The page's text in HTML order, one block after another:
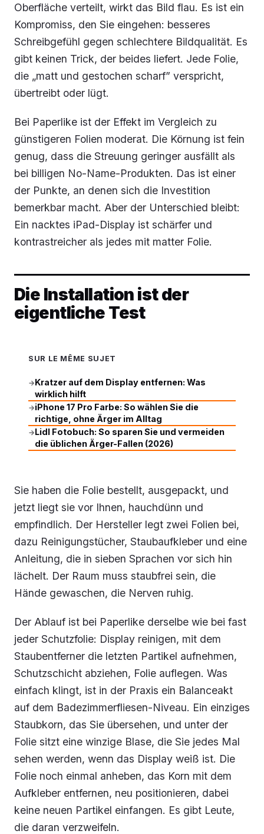
Oberfläche verteilt, wirkt das Bild flau. Es ist ein
Kompromiss, den Sie eingehen: besseres
Schreibgefühl gegen schlechtere Bildqualität. Es
gibt keinen Trick, der beides liefert. Jede Folie,
die „matt und gestochen scharf” verspricht,
übertreibt oder lügt.
Bei Paperlike ist der Effekt im Vergleich zu
günstigeren Folien moderat. Die Körnung ist fein
genug, dass die Streuung geringer ausfällt als
bei billigen No-Name-Produkten. Das ist einer
der Punkte, an denen sich die Investition
bemerkbar macht. Aber der Unterschied bleibt:
Ein nacktes iPad-Display ist schärfer und
kontrastreicher als jedes mit matter Folie.
Die Installation ist der
eigentliche Test
SUR LE MÊME SUJET
→Kratzer auf dem Display entfernen: Was
wirklich hilft
→iPhone 17 Pro Farbe: So wählen Sie die
richtige, ohne Ärger im Alltag
→Lidl Fotobuch: So sparen Sie und vermeiden
die üblichen Ärger-Fallen (2026)
Sie haben die Folie bestellt, ausgepackt, und
jetzt liegt sie vor Ihnen, hauchdünn und
empfindlich. Der Hersteller legt zwei Folien bei,
dazu Reinigungstücher, Staubaufkleber und eine
Anleitung, die in sieben Sprachen vor sich hin
lächelt. Der Raum muss staubfrei sein, die
Hände gewaschen, die Nerven ruhig.
Der Ablauf ist bei Paperlike derselbe wie bei fast
jeder Schutzfolie: Display reinigen, mit dem
Staubentferner die letzten Partikel aufnehmen,
Schutzschicht abziehen, Folie auflegen. Was
einfach klingt, ist in der Praxis ein Balanceakt
auf dem Badezimmerfliesen-Niveau. Ein einziges
Staubkorn, das Sie übersehen, und unter der
Folie sitzt eine winzige Blase, die Sie jedes Mal
sehen werden, wenn das Display weiß ist. Die
Folie noch einmal anheben, das Korn mit dem
Aufkleber entfernen, neu positionieren, dabei
keine neuen Partikel einfangen. Es gibt Leute,
die daran verzweifeln.